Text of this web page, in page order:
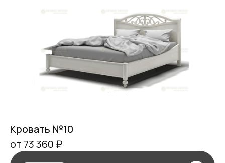
Кровать №10
от 73 360 ₽